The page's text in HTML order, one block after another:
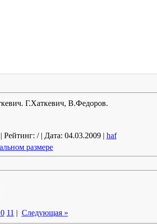
Г.Хаткевич, В.Федоров.
/ | Дата: 04.03.2009 | haf
размере
11 | Следующая »